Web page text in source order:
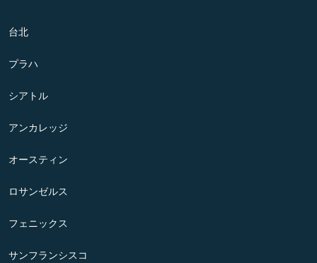
台北
プラハ
シアトル
アンカレッジ
オースティン
ロサンゼルス
フェニックス
サンフランシスコ